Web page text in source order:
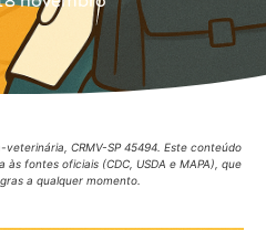
CRMV-SP 45494. Este conteúdo
fontes oficiais (CDC, USDA e MAPA), que
a qualquer momento.